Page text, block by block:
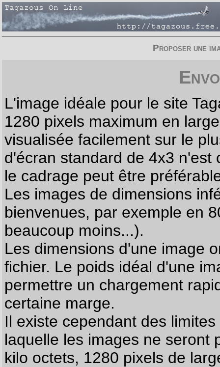
Proposer une
L'image idéale pour le site
1280 pixels maximum en
visualisée facilement sur le
d'écran standard de 4x3
le cadrage peut être
Les images de dimensions
bienvenues, par exemple en
beaucoup moins...).
Les dimensions d'une image
fichier. Le poids idéal d'une
permettre un chargement
certaine marge.
Il existe cependant des
laquelle les images ne seront
kilo octets, 1280 pixels de